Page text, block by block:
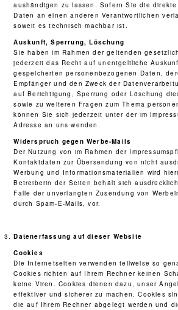
aushändigen zu lassen. Sofern Sie die
Daten an einen anderen Verantwortlichen
soweit es technisch machbar ist.
Auskunft, Sperrung, Löschung
Sie haben im Rahmen der geltenden
jederzeit das Recht auf unentgeltliche
gespeicherten personenbezogenen Daten,
Empfänger und den Zweck der
auf Berichtigung, Sperrung oder Löschung
sowie zu weiteren Fragen zum Thema
können Sie sich jederzeit unter der im
Adresse an uns wenden.
Widerspruch gegen Werbe-Mails
Der Nutzung von im Rahmen der
Kontaktdaten zur Übersendung von nicht
Werbung und Informationsmaterialien wird
Betreiberin der Seiten behält sich
Falle der unverlangten Zusendung von
durch Spam-E-Mails, vor.
Datenerfassung auf dieser Website
Cookies
Die Internetseiten verwenden teilweise so
Cookies richten auf Ihrem Rechner keinen
keine Viren. Cookies dienen dazu, unser
effektiver und sicherer zu machen. Cookies
die auf Ihrem Rechner abgelegt werden und